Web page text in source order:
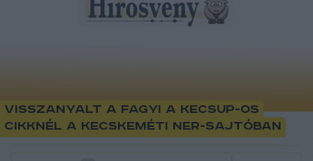
Visszanyalt a fagyi a KecsUP-os
cikknél a kecskeméti NER-sajtóban